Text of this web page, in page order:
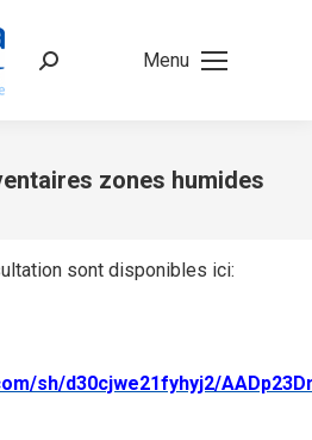
Menu
Recherche
zones humides
sont disponibles ici:
sh/d30cjwe21fyhyj2/